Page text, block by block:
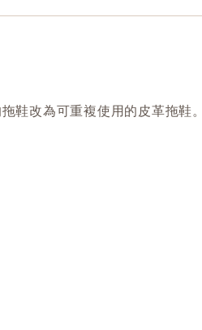
鞋改為可重複使用的皮革拖鞋